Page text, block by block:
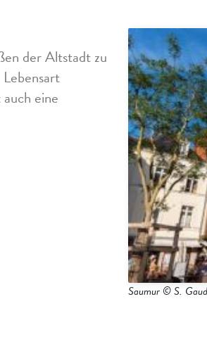
der Altstadt zu
eine
Saumur © S.